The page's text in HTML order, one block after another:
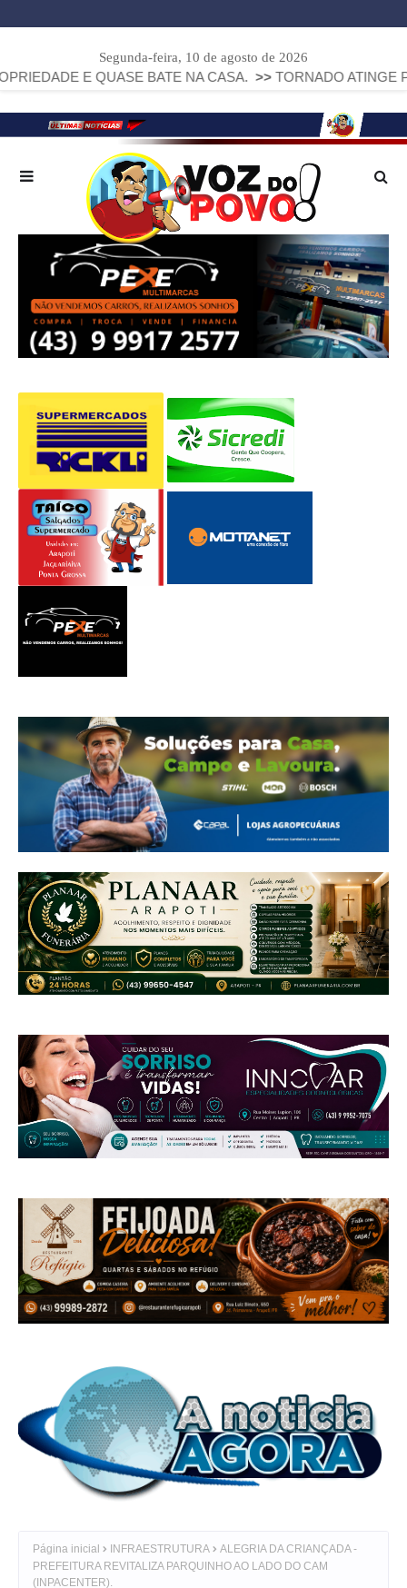
Segunda-feira, 10 de agosto de 2026
E QUASE BATE NA CASA. >> TORNADO ATINGE PIRAÍ DO
Página inicial INFRAESTRUTURA
ALEGRIA DA CRIANÇADA -
PREFEITURA REVITALIZA PARQUINHO AO LADO DO CAM
(INPACENTER).